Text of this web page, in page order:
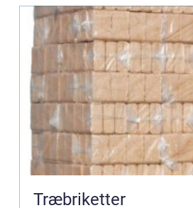
Træbriketter